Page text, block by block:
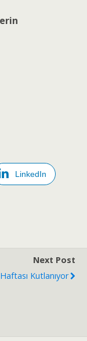
LinkedIn
Next Post
Kutlanıyor